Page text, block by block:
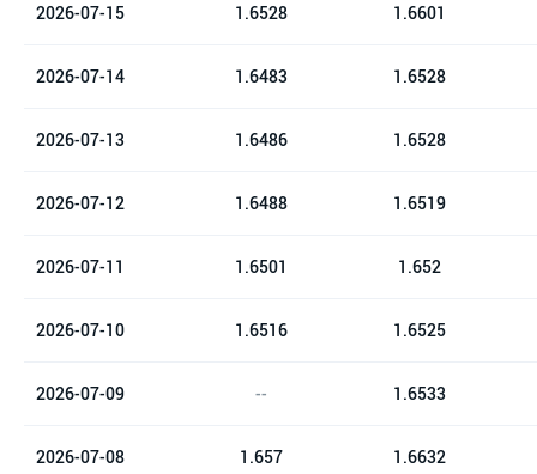
2026-07-15 1.6528 1.6601
2026-07-14 1.6483 1.6528
2026-07-13 1.6486 1.6528
2026-07-12 1.6488 1.6519
2026-07-11 1.6501 1.652
2026-07-10 1.6516 1.6525
2026-07-09 -- 1.6533
2026-07-08 1.657 1.6632